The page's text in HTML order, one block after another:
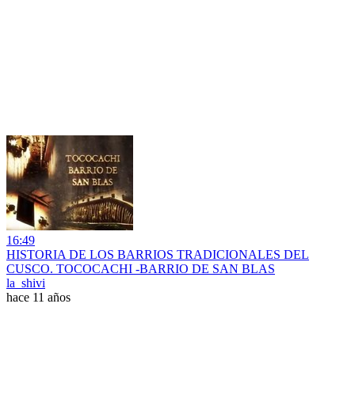
16:49
HISTORIA DE LOS BARRIOS TRADICIONALES DEL
CUSCO. TOCOCACHI -BARRIO DE SAN BLAS
la_shivi
hace 11 años